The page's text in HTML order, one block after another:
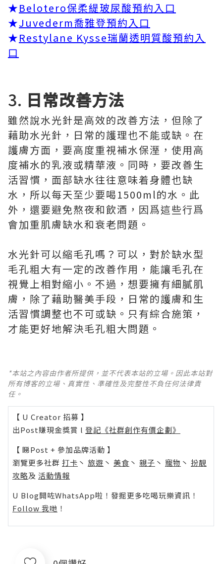
★Belotero保柔緹玻尿酸預約入口
★Juvederm喬雅登預約入口
★Restylane Kysse瑞蘭透明質酸預約入
口
3. 日常改善方法
雖然說水光針是高效的改善方法，但除了
藉助水光針，日常的護理也不能或缺。在
護膚方面，要高度重視補水保溼，使用高
度補水的乳液或精華液。同時，要改善生
活習慣，面部缺水往往意味着身體也缺
水，所以每天至少要喝1500ml的水。此
外，還要避免熬夜和飲酒，因爲這些行爲
會加重肌膚缺水和衰老問題。
水光針可以縮毛孔嗎？可以，對於缺水型
毛孔粗大有一定的改善作用，能讓毛孔在
視覺上相對縮小。不過，想要擁有細膩肌
膚，除了藉助醫美手段，日常的護膚和生
活習慣調整也不可或缺。只有綜合施策，
才能更好地解決毛孔粗大問題。
*本站之內容由作者所提供，並不代表本站的立場。因此本站對
所有博客的立場、真實性、準確性及完整性不負任何法律責
任。
【 U Creator 招募 】
出Post賺現金獎賞 l 登記《社群創作有價企劃》
【 睇Post + 參加品牌活動 】
瀏覽更多社群 打卡 丶 旅遊 丶 美食 丶 親子 丶 寵物 丶 扮靚
攻略及 活動情報
U Blog開咗WhatsApp啦！發掘更多吃喝玩樂資訊！
Follow 我哋 ！